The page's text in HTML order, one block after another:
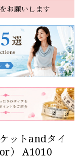
お願いします
ットandタイ
） A1010